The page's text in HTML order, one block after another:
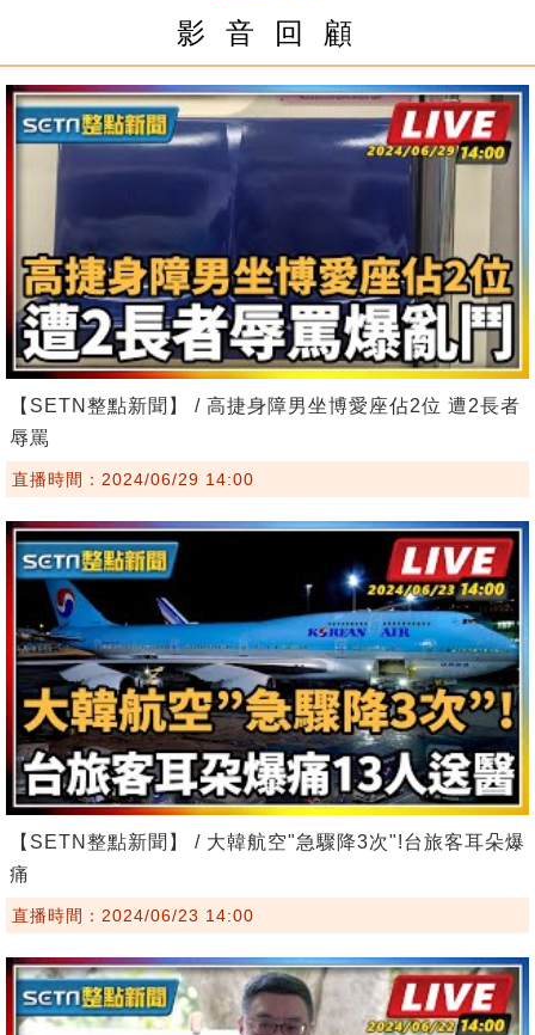
影 音 回 顧
【SETN整點新聞】 / 高捷身障男坐博愛座佔2位 遭2長者
辱罵
直播時間：2024/06/29 14:00
【SETN整點新聞】 / 大韓航空"急驟降3次"!台旅客耳朵爆
痛
直播時間：2024/06/23 14:00